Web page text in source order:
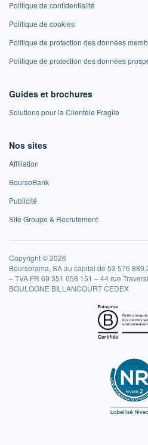
Politique de confidentialité
Politique de cookies
Politique de protection des données
Politique de protection des données
Guides et brochures
Solutions pour la Clientèle Fragile
Nos sites
Affiliation
BoursoBank
Publicité
Site Groupe & Recrutement
Copyright © 2026
Boursorama, SA au capital de 53 576
– TVA FR 69 351 058 151 – 44 rue
BOULOGNE BILLANCOURT CEDEX